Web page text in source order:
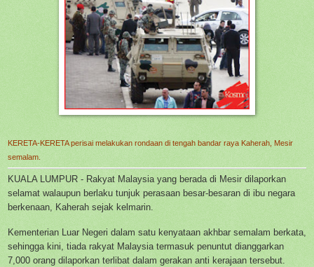
KERETA-KERETA perisai melakukan rondaan di tengah bandar raya Kaherah, Mesir
semalam.
KUALA LUMPUR - Rakyat Malaysia yang berada di Mesir dilaporkan
selamat walaupun berlaku tunjuk perasaan besar-besaran di ibu negara
berkenaan, Kaherah sejak kelmarin.
Kementerian Luar Negeri dalam satu kenyataan akhbar semalam berkata,
sehingga kini, tiada rakyat Malaysia termasuk penuntut dianggarkan
7,000 orang dilaporkan terlibat dalam gerakan anti kerajaan tersebut.